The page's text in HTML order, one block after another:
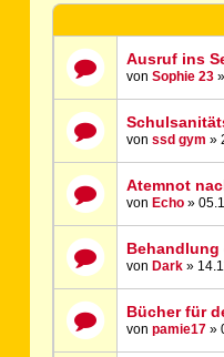
Ausruf ins
vonSophie 23
vonssd gym »
Atemnot
von Echo »
Behandlung
von Dark »
Bücher für
vonpamie17 »